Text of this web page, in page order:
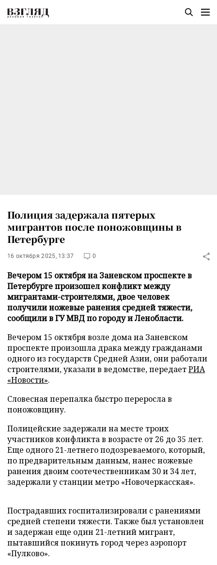
Полиция задержала пятерых
мигрантов после поножовщины в
Петербурге
16 октября 2025, 13:37 0
Вечером 15 октября на Заневском проспекте в
Петербурге произошел конфликт между
мигрантами-строителями, двое человек
получили ножевые ранения средней тяжести,
сообщили в ГУ МВД по городу и Ленобласти.
Вечером 15 октября возле дома на Заневском
проспекте произошла драка между гражданами
одного из государств Средней Азии, они работали
строителями, указали в ведомстве, передаетРИА
«Новости».
Словесная перепалка быстро переросла в
поножовщину.
Полицейские задержали на месте троих
участников конфликта в возрасте от 26 до 35 лет.
Еще одного 21-летнего подозреваемого, который,
по предварительным данным, нанес ножевые
ранения двоим соотечественникам 30 и 34 лет,
задержали у станции метро «Новочеркасская».
Пострадавших госпитализировали с ранениями
средней степени тяжести. Также был установлен
и задержан еще один 21-летний мигрант,
пытавшийся покинуть город через аэропорт
«Пулково».